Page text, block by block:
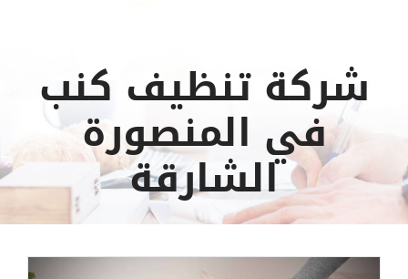
شركة تنظيف كنب
في المنصورة
الشارقة